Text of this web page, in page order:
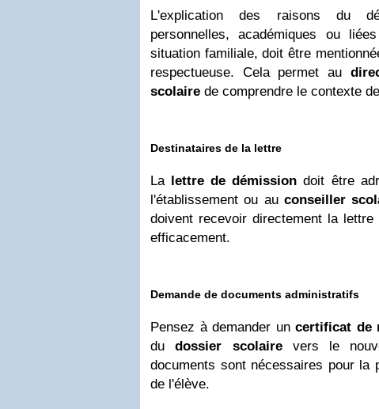
L'explication des raisons du
personnelles, académiques ou
situation familiale, doit être
respectueuse. Cela permet au
scolaire de comprendre le contexte
Destinataires de la lettre
La lettre de démission doit être
l'établissement ou au conseiller
doivent recevoir directement la lettre
efficacement.
Demande de documents administratifs
Pensez à demander uncertificat de
dudossier scolairevers le
documents sont nécessaires pour la
de l'élève.